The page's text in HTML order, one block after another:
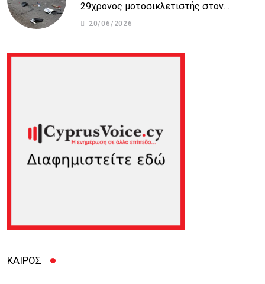
29χρονος μοτοσικλετιστής στον
αυτοκινητόδρομο Πάφου – Λεμεσού
20/06/2026
ΚΑΙΡΟΣ